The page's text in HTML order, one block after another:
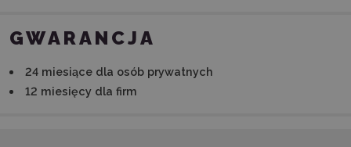
GWARANCJA
24 miesiące dla osób prywatnych
12 miesięcy dla firm